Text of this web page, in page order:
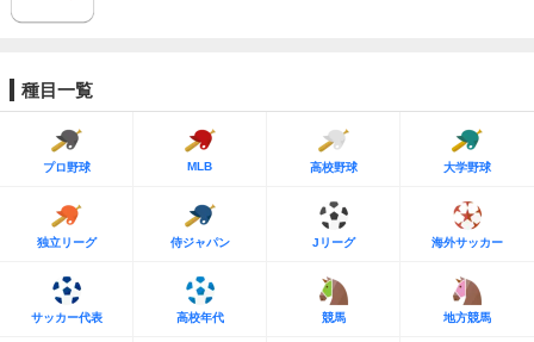
種目一覧
プロ野球 MLB 高校野球 大学野球
独立リーグ 侍ジャパン Jリーグ 海外サッカー
サッカー代表 高校年代 競馬 地方競馬